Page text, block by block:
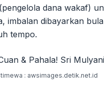
dana wakaf)
imbalan dibayarkan
tempo.
: awsimages.detik.net.id